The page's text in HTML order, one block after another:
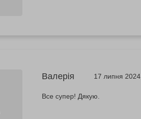
Валерія 17 липня 2024
Все супер! Дякую.